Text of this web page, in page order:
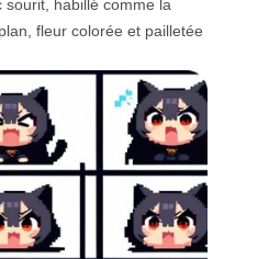
sourit, habillé comme la
fleur colorée et pailletée